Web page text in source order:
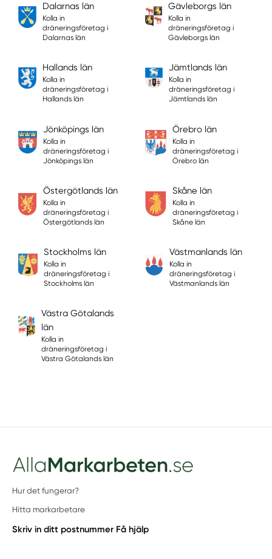
Dalarnas län
Kolla in
dräneringsföretag i
Dalarnas län
Gävleborgs län
Kolla in
dräneringsföretag i
Gävleborgs län
Hallands län
Kolla in
dräneringsföretag i
Hallands län
Jämtlands län
Kolla in
dräneringsföretag i
Jämtlands län
Jönköpings län
Kolla in
dräneringsföretag i
Jönköpings län
Örebro län
Kolla in
dräneringsföretag i
Örebro län
Östergötlands län
Kolla in
dräneringsföretag i
Östergötlands län
Skåne län
Kolla in
dräneringsföretag i
Skåne län
Stockholms län
Kolla in
dräneringsföretag i
Stockholms län
Västmanlands län
Kolla in
dräneringsföretag i
Västmanlands län
Västra Götalands
län
Kolla in
dräneringsföretag i
Västra Götalands län
Hur det fungerar?
Hitta markarbetare
Skriv in ditt postnummer Få hjälp